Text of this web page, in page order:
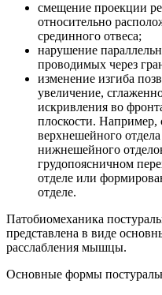
смещение проекции
относительно
срединного отвеса;
нарушение
проводимых через
изменение изгиба
увеличение,
искривления во
плоскости. Например,
верхнешейного
нижнешейного
грудопоясничном
отделе или
отделе.
Патобиомеханика
представлена в виде
расслабления мышцы.
Основные формы